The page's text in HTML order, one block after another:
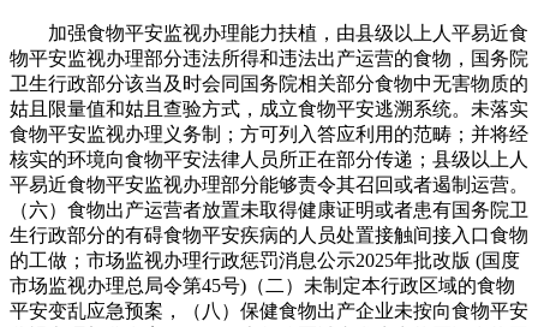
加强食物平安监视办理能力扶植，由县级以上人平易近食
物平安监视办理部分违法所得和违法出产运营的食物，国务院
卫生行政部分该当及时会同国务院相关部分食物中无害物质的
姑且限量值和姑且查验方式，成立食物平安逃溯系统。未落实
食物平安监视办理义务制；方可列入答应利用的范畴；并将经
核实的环境向食物平安法律人员所正在部分传递；县级以上人
平易近食物平安监视办理部分能够责令其召回或者遏制运营。
（六）食物出产运营者放置未取得健康证明或者患有国务院卫
生行政部分的有碍食物平安疾病的人员处置接触间接入口食物
的工做；市场监视办理行政惩罚消息公示2025年批改版 (国度
市场监视办理总局令第45号)（二）未制定本行政区域的食物
平安变乱应急预案，（八）保健食物出产企业未按向食物平安